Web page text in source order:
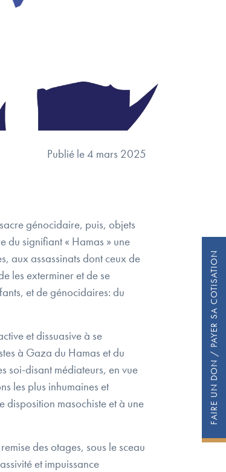
FAIRE UN DON / PAYER SA COTISATION
Publié le 4 mars 2025
génocidaire, puis, objets
du signifiant « Hamas » une
aux assassinats dont ceux de
les exterminer et de se
et de génocidaires: du
et dissuasive à se
à Gaza du Hamas et du
soi-disant médiateurs, en vue
les plus inhumaines et
disposition masochiste et à une
des otages, sous le sceau
et impuissance